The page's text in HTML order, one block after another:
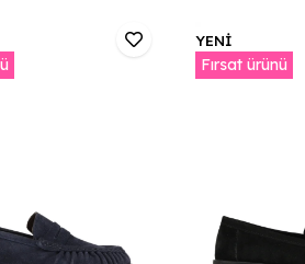
YENİ
Fırsat ürünü